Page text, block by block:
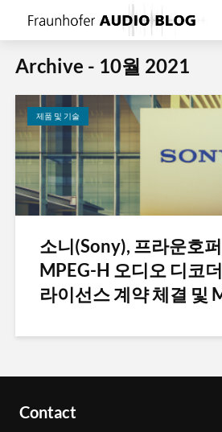
Archive - 10월 2021
제품 및 기술
소니(Sony), 프라운호
MPEG-H 오디오 디코
라이선스 계약 체결 및
Contact